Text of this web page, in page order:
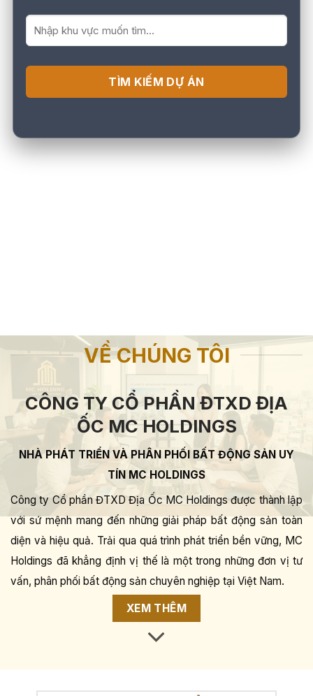
TÌM KIẾM DỰ ÁN
VỀ CHÚNG TÔI
CÔNG TY CỔ PHẦN ĐTXD ĐỊA
ỐC MC HOLDINGS
NHÀ PHÁT TRIỂN VÀ PHÂN PHỐI BẤT ĐỘNG SẢN UY
TÍN MC HOLDINGS
Công ty Cổ phần ĐTXD Địa Ốc MC Holdings được thành lập
với sứ mệnh mang đến những giải pháp bất động sản toàn
diện và hiệu quả. Trải qua quá trình phát triển bền vững, MC
Holdings đã khẳng định vị thế là một trong những đơn vị tư
vấn, phân phối bất động sản chuyên nghiệp tại Việt Nam.
XEM THÊM